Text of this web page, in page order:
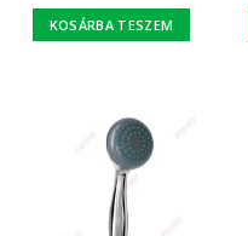
KOSÁRBA TESZEM